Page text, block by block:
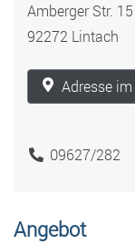
Amberger Str. 15
92272 Lintach
Adresse
09627/282
Angebot